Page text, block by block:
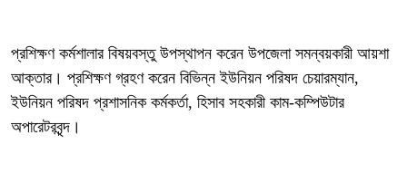
প্রশিক্ষণ কর্মশালার বিষয়বস্তু উপস্থাপন করেন উপজেলা সমন্বয়কারী আয়শা
আক্তার। প্রশিক্ষণ গ্রহণ করেন বিভিন্ন ইউনিয়ন পরিষদ চেয়ারম্যান,
ইউনিয়ন পরিষদ প্রশাসনিক কর্মকর্তা, হিসাব সহকারী কাম-কম্পিউটার
অপারেটরবৃন্দ।